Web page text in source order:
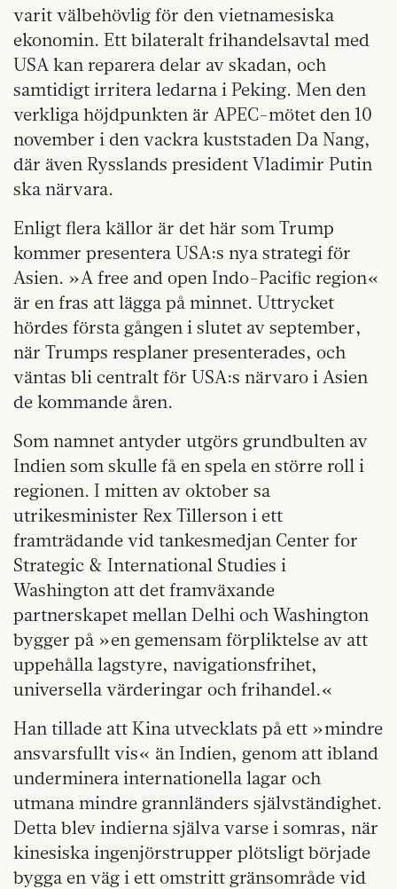
varit välbehövlig för den vietnamesiska
ekonomin. Ett bilateralt frihandelsavtal med
USA kan reparera delar av skadan, och
samtidigt irritera ledarna i Peking. Men den
verkliga höjdpunkten är APEC-mötet den 10
november i den vackra kuststaden Da Nang,
där även Rysslands president Vladimir Putin
ska närvara.
Enligt flera källor är det här som Trump
kommer presentera USA:s nya strategi för
Asien. »A free and open Indo-Pacific region«
är en fras att lägga på minnet. Uttrycket
hördes första gången i slutet av september,
när Trumps resplaner presenterades, och
väntas bli centralt för USA:s närvaro i Asien
de kommande åren.
Som namnet antyder utgörs grundbulten av
Indien som skulle få en spela en större roll i
regionen. I mitten av oktober sa
utrikesminister Rex Tillerson i ett
framträdande vid tankesmedjan Center for
Strategic & International Studies i
Washington att det framväxande
partnerskapet mellan Delhi och Washington
bygger på »en gemensam förpliktelse av att
uppehålla lagstyre, navigationsfrihet,
universella värderingar och frihandel.«
Han tillade att Kina utvecklats på ett »mindre
ansvarsfullt vis« än Indien, genom att ibland
underminera internationella lagar och
utmana mindre grannländers självständighet.
Detta blev indierna själva varse i somras, när
kinesiska ingenjörstrupper plötsligt började
bygga en väg i ett omstritt gränsområde vid